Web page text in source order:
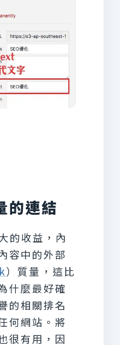
的連結
的收益，內
容中的外部
）質量，這比
什麼最好確
的相關排名
何網站。將
很有用，因